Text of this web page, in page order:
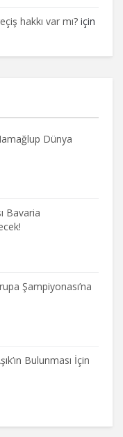
hakkı var mı? için
Dünya
Bavaria
Şampiyonası’na
Bulunması İçin